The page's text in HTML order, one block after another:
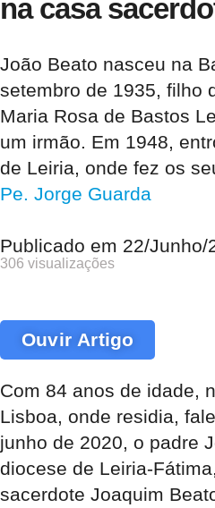
na casa
João Beato nasceu na
setembro de 1935, filho
Maria Rosa de Bastos
um irmão. Em 1948,
de Leiria, onde fez os
Pe. Jorge Guarda
Publicado em 22/Junho/
306 visualizações
Ouvir Artigo
Com 84 anos de idade,
Lisboa, onde residia,
junho de 2020, o padre
diocese de Leiria-
sacerdote Joaquim